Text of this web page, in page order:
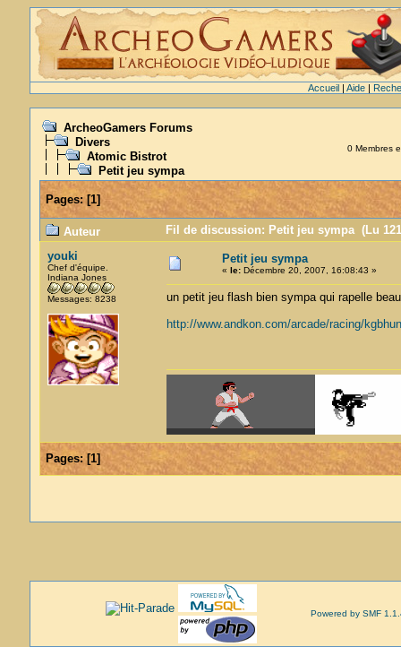
Accueil| Aide|
ArcheoGamers Forums
Divers
Atomic Bistrot
Petit jeu sympa
0 Membres
Pages:[1]
Auteur
Fil de discussion: Petit jeu sympa (Lu
youki
Chef d'équipe.
Indiana Jones
Messages: 8238
Petit jeu sympa
« le:Décembre 20, 2007, 16:08:43 »
un petit jeu flash bien sympa qui rapelle
http://www.andkon.com/arcade/racing/
Pages:[1]
Powered by SMF